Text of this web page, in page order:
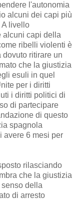
l'autonomia
alcuni dei capi più
A livello
alcuni capi della
ribelli violenti è
dovuto ritirare un
che la giustizia
esuli in quel
per i diritti
i diritti politici di
di partecipare
di questo
spagnola
avere 6 mesi per
rilasciando
che la giustizia
della
di arresto